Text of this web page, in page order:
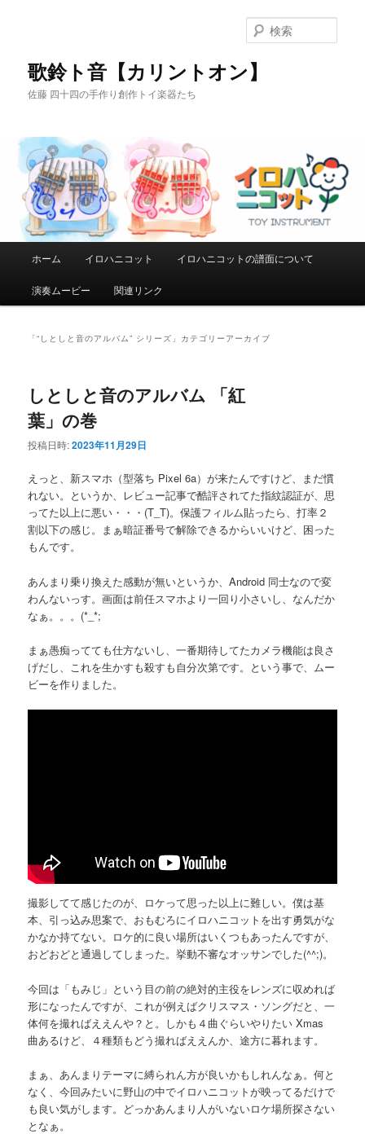
歌鈴ト音【カリントオン】
佐藤 四十四の手作り創作トイ楽器たち
索
メ
ホーム イロハニコット イロハニコットの譜面について
演奏ムービー 関連リンク
「“しとしと音のアルバム” シリーズ 」カテゴリーアーカイブ
しとしと音のアルバム 「紅
葉」の巻
投稿日時:2023年11月29日
えっと、新スマホ（型落ち Pixel 6a）が来たんですけど、まだ慣
れない。というか、レビュー記事で酷評されてた指紋認証が、思
ってた以上に悪い・・・(T_T)。保護フィルム貼ったら、打率２
割以下の感じ。まぁ暗証番号で解除できるからいいけど、困った
もんです。
あんまり乗り換えた感動が無いというか、Android 同士なので変
わんないっす。画面は前任スマホより一回り小さいし、なんだか
なぁ。。。(*_*;
まぁ愚痴ってても仕方ないし、一番期待してたカメラ機能は良さ
げだし、これを生かすも殺すも自分次第です。という事で、ムー
ビーを作りました。
撮影してて感じたのが、ロケって思った以上に難しい。僕は基
本、引っ込み思案で、おもむろにイロハニコットを出す勇気がな
かなか持てない。ロケ的に良い場所はいくつもあったんですが、
おどおどと通過してしまった。挙動不審なオッサンでした(^^;)。
今回は「もみじ」という目の前の絶対的主役をレンズに収めれば
形になったんですが、これが例えばクリスマス・ソングだと、一
体何を撮ればええんや？と。しかも４曲ぐらいやりたい Xmas
曲あるけど、４種類もどう撮ればええんか、途方に暮れます。
まぁ、あんまりテーマに縛られん方が良いかもしれんなぁ。何と
なく、今回みたいに野山の中でイロハニコットが映ってるだけで
も良い気がします。どっかあんまり人がいないロケ場所探さない
となぁ。